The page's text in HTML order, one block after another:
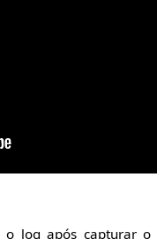
o log após capturar o